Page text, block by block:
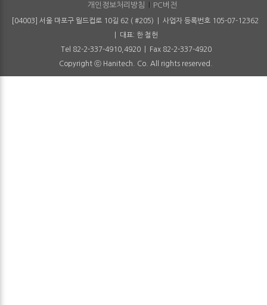
개인정보처리방침 PC버전
[04003] 서울 마포구 월드컵로 10길 62 ( #205) | 사업자 등록번호 105-07-12362
| 대표: 한 철헌
Tel 82-2-337-4910,4920 | Fax 82-2-337-4920
Copyright ⓒ Hanitech. Co. All rights reserved.